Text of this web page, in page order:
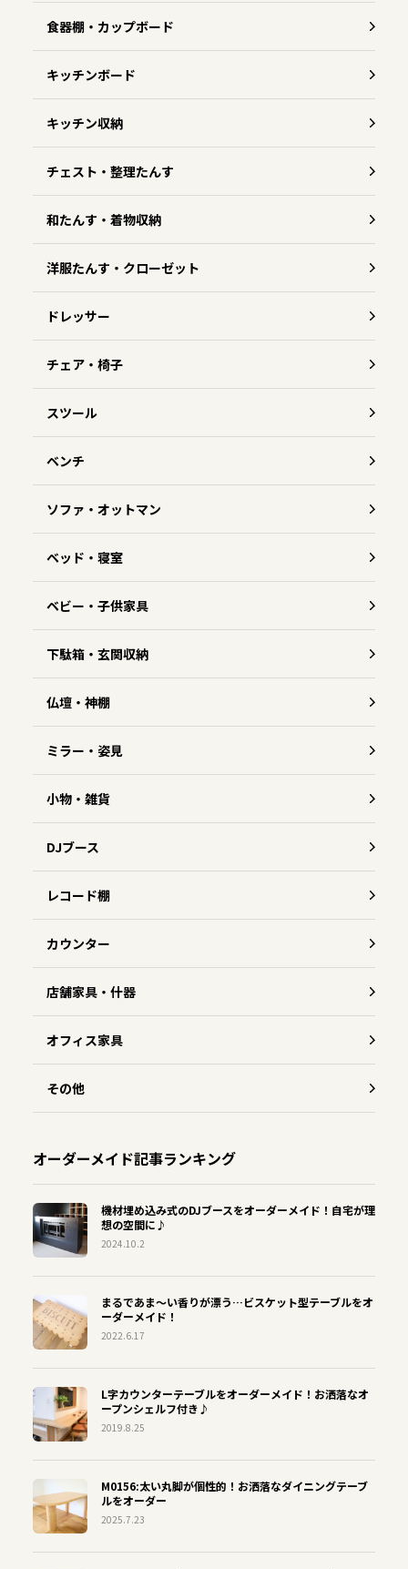
食器棚・カップボード
キッチンボード
キッチン収納
チェスト・整理たんす
和たんす・着物収納
洋服たんす・クローゼット
ドレッサー
チェア・椅子
スツール
ベンチ
ソファ・オットマン
ベッド・寝室
ベビー・子供家具
下駄箱・玄関収納
仏壇・神棚
ミラー・姿見
小物・雑貨
DJブース
レコード棚
カウンター
店舗家具・什器
オフィス家具
その他
オーダーメイド記事ランキング
機材埋め込み式のDJブースをオーダーメイド！自宅が理
想の空間に♪
2024.10.2
まるであま〜い香りが漂う…ビスケット型テーブルをオ
ーダーメイド！
2022.6.17
L字カウンターテーブルをオーダーメイド！お洒落なオ
ープンシェルフ付き♪
2019.8.25
M0156:太い丸脚が個性的！お洒落なダイニングテーブ
ルをオーダー
2025.7.23